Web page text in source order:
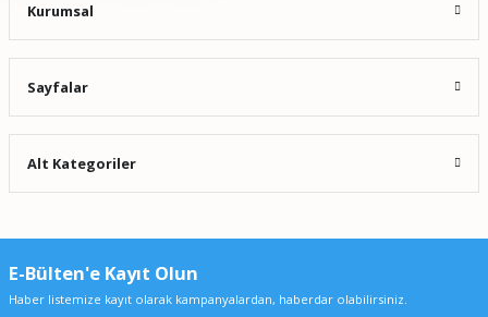
Kurumsal
Sayfalar
Alt Kategoriler
E-Bülten'e Kayıt Olun
Haber listemize kayıt olarak kampanyalardan, haberdar olabilirsiniz.